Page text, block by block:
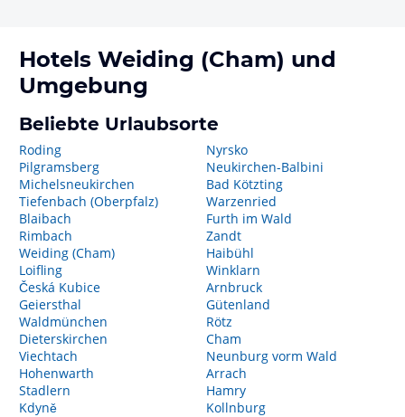
Hotels Weiding (Cham) und
Umgebung
Beliebte Urlaubsorte
Roding
Pilgramsberg
Michelsneukirchen
Tiefenbach (Oberpfalz)
Blaibach
Rimbach
Weiding (Cham)
Loifling
Česká Kubice
Geiersthal
Waldmünchen
Dieterskirchen
Viechtach
Hohenwarth
Stadlern
Kdyně
Nyrsko
Neukirchen-Balbini
Bad Kötzting
Warzenried
Furth im Wald
Zandt
Haibühl
Winklarn
Arnbruck
Gütenland
Rötz
Cham
Neunburg vorm Wald
Arrach
Hamry
Kollnburg